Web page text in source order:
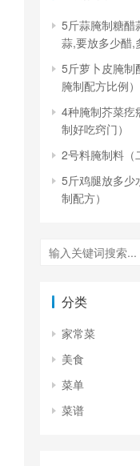
5斤蒜腌制糖醋
蒜,要放多少醋,
5斤萝卜皮腌制
腌制配方比例）
4种腌制芥菜疙
制好吃窍门）
2号料腌制料（
5斤鸡腿放多少
制配方）
分类
家常菜
美食
菜单
菜谱